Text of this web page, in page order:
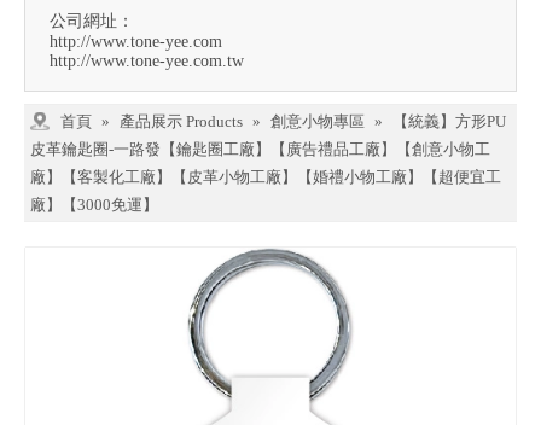
公司網址：
http://www.tone-yee.com
http://www.tone-yee.com.tw
首頁 » 產品展示 Products » 創意小物專區 »
【統義】方形PU
皮革鑰匙圈-一路發【鑰匙圈工廠】【廣告禮品工廠】【創意小物工
廠】【客製化工廠】【皮革小物工廠】【婚禮小物工廠】【超便宜工
廠】【3000免運】